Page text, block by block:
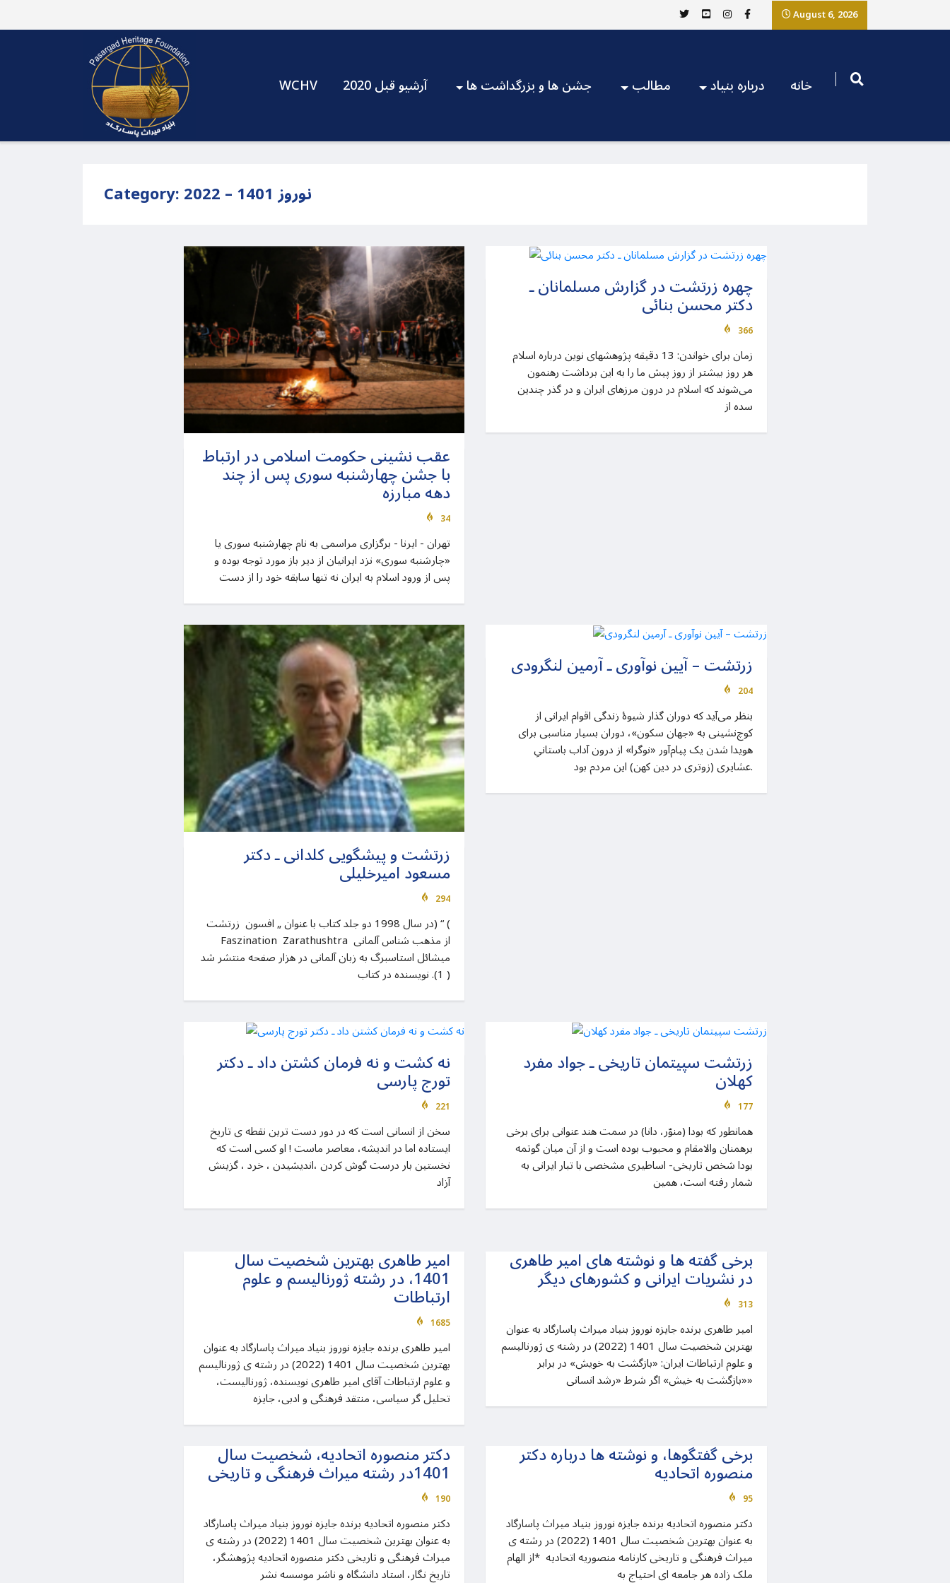
August 6, 2026
WCHV آرشیو قبل 2020 جشن ها و بزرگداشت ها مطالب درباره بنیاد خانه
Category: نوروز 1401 – 2022
عقب نشینی حکومت اسلامی در ارتباط
با جشن چهارشنبه سوری پس از چند
دهه مبارزه
34
تهران - ایرنا - برگزاری مراسمی به نام چهارشنبه سوری یا
«چارشنبه سوری» نزد ایرانیان از دیر باز مورد توجه بوده و
پس از ورود اسلام به ایران نه تنها سابقه خود را از دست
چهره زرتشت در گزارش مسلمانان ـ
دکتر محسن بنائی
366
هر روز بیشتر از روز پیش ما را به این برداشت رهنمون
می‌شوند که اسلام در درون مرزهای ایران و در گذر چندین
سده از
زرتشت و پیشگویی کلدانی ـ دکتر
مسعود امیرخلیلی
294
Faszination Zarathushtra از مذهب شناس آلمانی
میشائل استاسبرگ به زبان آلمانی در هزار صفحه منتشر شد
( 1). نويسنده در کتاب
زرتشت – آیین نوآوری ـ آرمین لنگرودی
204
بنظر می‌آید که دوران گذار شیوهٔ زندگی اقوام ایرانی از
کوچ‌نشینی به «جهان سکون»، دوران بسیار مناسبی برای
هویدا شدن یک پیام‌آور «نوگرا» از درون آداب باستانیِ
عشایری (زوتری در دین کهن) این مردم بود.
نه کشت و نه فرمان کشتن داد ـ دکتر
تورج پارسی
221
ايستاده اما در انديشه، معاصر ماست ! او كسى است كه
نخستين بار درست گوش كردن ،انديشيدن ، خرد ، گزينش
آزاد
زرتشت سپیتمان تاریخی ـ جواد مفرد
کهلان
177
همانطور که بودا (منوّر، دانا) در سمت هند عنوانی برای برخی
برهمنان والامقام و محبوب بوده است و از آن میان گوتمه
بودا شخص تاریخی- اساطیری مشخصی با تبار ایرانی به
شمار رفته است، همین
امیر طاهری بهترین شخصیت سال
1401، در رشته ژورنالیسم و علوم
ارتباطات
1685
امیر طاهری برنده جایزه نوروز بنیاد میراث پاسارگاد به عنوان
بهترین شخصیت سال 1401 (2022) در رشته ی ژورنالیسم
و علوم ارتباطات آقای امیر طاهری نویسنده، ژورنالیست،
تحلیل گر سیاسی، منتقد فرهنگی و ادبی، جایزه
برخی گفته ها و نوشته های امیر طاهری
در نشریات ایرانی و کشورهای دیگر
313
امیر طاهری برنده جایزه نوروز بنیاد میراث پاسارگاد به عنوان
بهترین شخصیت سال 1401 (2022) در رشته ی ژورنالیسم
و علوم ارتباطات ایران: «بازگشت به خویش» در برابر
«بازگشت به خیش» اگر شرط «رشد انسانی»
دکتر منصوره اتحادیه، شخصیت سال
1401در رشته میراث فرهنگی و تاریخی
190
دکتر منصوره اتحادیه برنده جایزه نوروز بنیاد میراث پاسارگاد
به عنوان بهترین شخصیت سال 1401 (2022) در رشته ی
میراث فرهنگی و تاریخی دکتر منصوره اتحادیه پژوهشگر،
تاریخ نگار، استاد دانشگاه و ناشر موسسه نشر
برخی گفتگوها، و نوشته ها درباره دکتر
منصوره اتحادیه
95
دکتر منصوره اتحادیه برنده جایزه نوروز بنیاد میراث پاسارگاد
به عنوان بهترین شخصیت سال 1401 (2022) در رشته ی
میراث فرهنگی و تاریخی کارنامه منصوریه اتحادیه *از الهام
ملک زاده هر جامعه ای احتیاج به